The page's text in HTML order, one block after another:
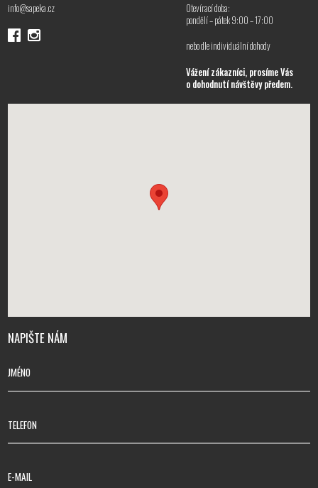
info@sapeka.cz
Otevírací doba:
pondělí – pátek 9:00 – 17:00
nebo dle individuální dohody
Vážení zákazníci, prosíme Vás
o dohodnutí návštěvy předem.
NAPIŠTE NÁM
JMÉNO
TELEFON
E-MAIL